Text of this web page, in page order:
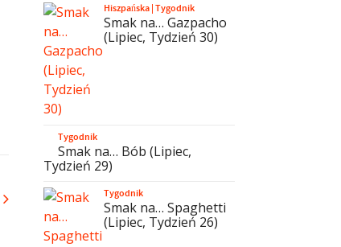
Hiszpańska|Tygodnik
Smak na… Gazpacho
(Lipiec, Tydzień 30)
Tygodnik
Smak na… Bób (Lipiec,
Tydzień 29)
Tygodnik
Smak na… Spaghetti
(Lipiec, Tydzień 26)